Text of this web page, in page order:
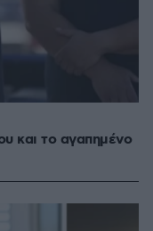
και το αγαπημένο